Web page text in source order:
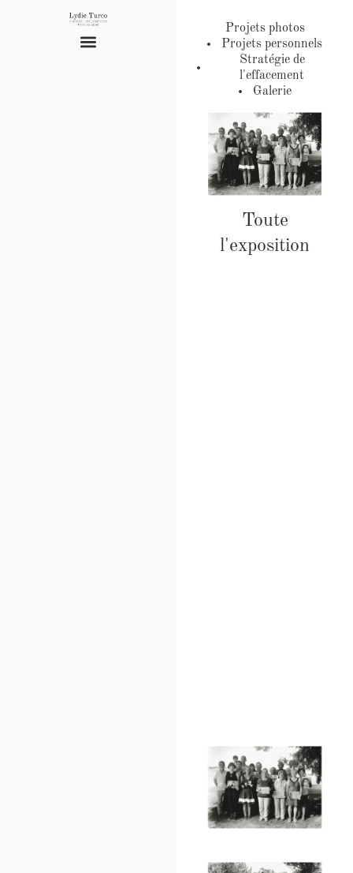
Projets photos
Projets personnels
Stratégie de
l'effacement
Galerie
Toute
l'exposition